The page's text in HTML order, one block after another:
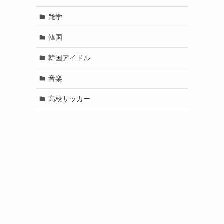
雑学
韓国
韓国アイドル
音楽
高校サッカー